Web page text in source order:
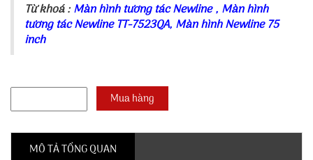
Từ khoá :Màn hình tương tác Newline, Màn hình
tương tác Newline TT-7523QA, Màn hình Newline 75
inch
MÔ TẢ TỔNG QUAN